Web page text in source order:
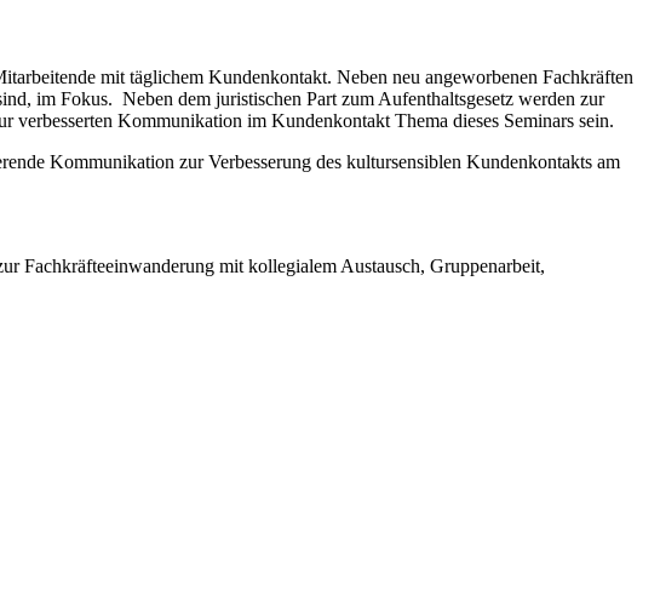
mit täglichem Kundenkontakt. Neben neu angeworbenen Fachkräften
im Fokus. Neben dem juristischen Part zum Aufenthaltsgesetz werden zur
verbesserten Kommunikation im Kundenkontakt Thema dieses Seminars sein.
Kommunikation zur Verbesserung des kultursensiblen Kundenkontakts am
Fachkräfteeinwanderung mit kollegialem Austausch, Gruppenarbeit,